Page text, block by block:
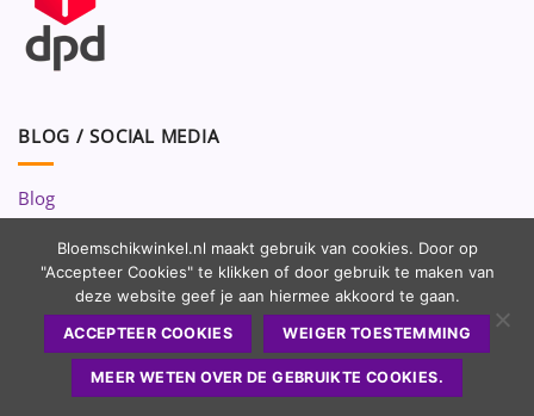
BLOG / SOCIAL MEDIA
Blog
Volg ons op:
Copyright 2010 - 2026 ©Bloemschikwinkel
Bloemschikwinkel.nl maakt gebruik van cookies. Door op
"Accepteer Cookies" te klikken of door gebruik te maken van
deze website geef je aan hiermee akkoord te gaan.
ACCEPTEER COOKIES WEIGER TOESTEMMING
MEER WETEN OVER DE GEBRUIKTE COOKIES.